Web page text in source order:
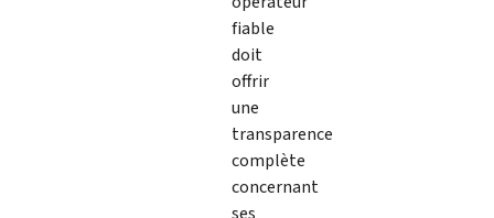
fiable
doit
offrir
une
transparence
complète
concernant